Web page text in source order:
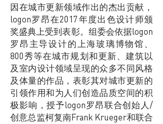
因在城市更新领域作出的杰出贡献，
logon罗昂在2017年度出色设计师颁
奖盛典上受到表彰。组委会依据logon
罗昂主导设计的上海玻璃博物馆、
800秀等在城市规划和更新、建筑以
及室内设计领域呈现的众多不同风格
及体量的作品，表彰其对城市更新的
引领作用和为人们创造品质空间的积
极影响，授予logon罗昂联合创始人/
创意总监柯复南Frank Krueger和联合